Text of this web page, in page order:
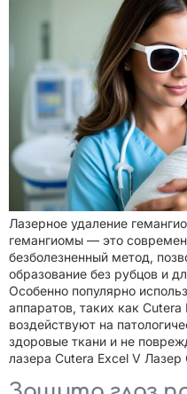
Лазерное удаление
гемангиомы — это
безболезненный метод,
образование без рубцов и
Особенно популярно
аппаратов, таких как
воздействуют на
здоровые ткани и не
лазера Cutera Excel V